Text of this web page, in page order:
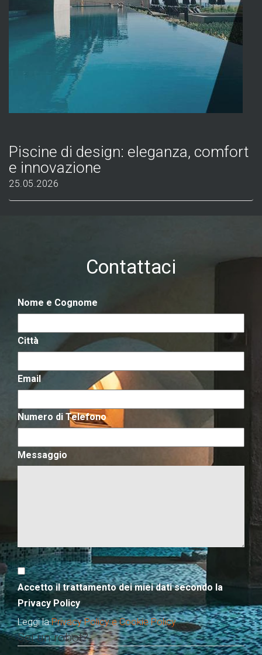
Piscine di design: eleganza, comfort
e innovazione
25.05.2026
Contattaci
Nome e Cognome
Città
Email
Numero di Telefono
Messaggio
Accetto il trattamento dei miei dati secondo la
Privacy Policy
Leggi laPrivacy Policy e Cookie Policy
Sei un robot?